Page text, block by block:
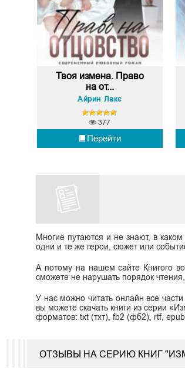
Твоя измена. Право
на от...
Айрин Лакс
Перейти
377
Многие путаются и не знают, в
одни и те же герои, сюжет или
А потому на нашем сайте Книгого
сможете не нарушать порядок
У нас можно читать онлайн все
вы можете скачать книги из серии
форматов: txt (тхт), fb2 (фб2), rtf, epub.
ОТЗЫВЫ НА СЕРИЮ КНИГ